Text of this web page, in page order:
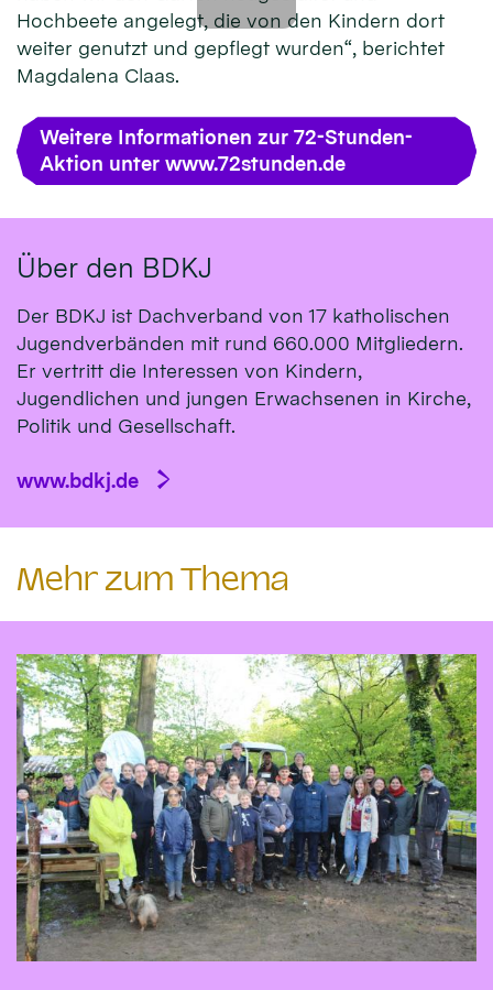
Hochbeete angelegt, die von den Kindern dort
weiter genutzt und gepflegt wurden“, berichtet
Magdalena Claas.
Weitere Informationen zur 72-Stunden-
Aktion unter www.72stunden.de
Über den BDKJ
Der BDKJ ist Dachverband von 17 katholischen
Jugendverbänden mit rund 660.000 Mitgliedern.
Er vertritt die Interessen von Kindern,
Jugendlichen und jungen Erwachsenen in Kirche,
Politik und Gesellschaft.
www.bdkj.de
Mehr zum Thema